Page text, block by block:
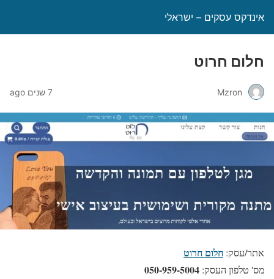
אינדקס עסקים – ישראלי
חלום חרוט
Mzron 7 שנים ago
אתר/עסק: חלום חרוט
מס' טלפון העסק: 050-959-5004